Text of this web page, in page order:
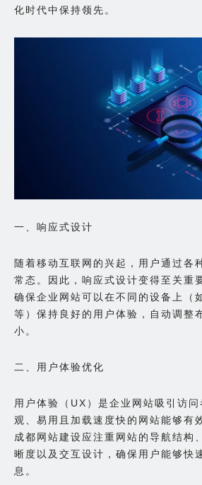
化时代中保持领先。
一、响应式设计
随着移动互联网的兴起，用户通过各
常态。因此，响应式设计变得至关重
确保企业网站可以在不同的设备上（
等）保持良好的用户体验，自动调整
小。
二、用户体验优化
用户体验（UX）是企业网站吸引访
观、易用且加载速度快的网站能够有
成都网站建设应注重网站的导航结构
晰度以及交互设计，确保用户能够快
息。